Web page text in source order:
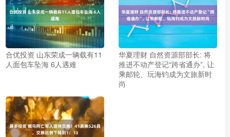
合优投资 山东荣成一辆载有11
人面包车坠海 6人遇难
华夏理财 自然资源部部长: 将
推进不动产登记“跨省通办”, 让
乘邮轮、玩海钓成为文旅新时
尚